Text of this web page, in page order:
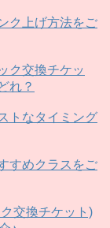
ク上げ方法をご
ク交換チケッ
れ？
トなタイミング
すめクラスをご
交換チケット)